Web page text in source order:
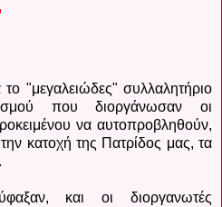
"μεγαλειώδες" συλλαλητήριο
που διοργάνωσαν οι
να αυτοπροβληθούν,
κατοχή της Πατρίδος μας, τα
και οι διοργανωτές